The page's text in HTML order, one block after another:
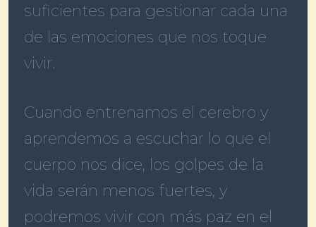
suficientes para gestionar cada una
de las emociones que nos toque
vivir.
Cuando entrenamos el cerebro y
aprendemos a escuchar lo que el
cuerpo nos dice, los golpes de la
vida serán menos fuertes, y
podremos vivir con más paz en el